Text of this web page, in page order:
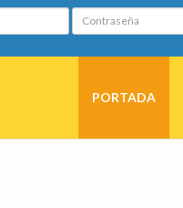
Contraseña
PORTADA